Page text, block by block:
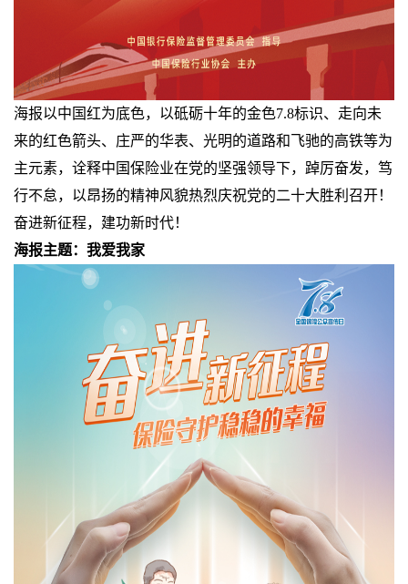
海报以中国红为底色，以砥砺十年的金色7.8标识、走向未
来的红色箭头、庄严的华表、光明的道路和飞驰的高铁等为
主元素，诠释中国保险业在党的坚强领导下，踔厉奋发，笃
行不怠，以昂扬的精神风貌热烈庆祝党的二十大胜利召开！
奋进新征程，建功新时代！
海报主题：我爱我家